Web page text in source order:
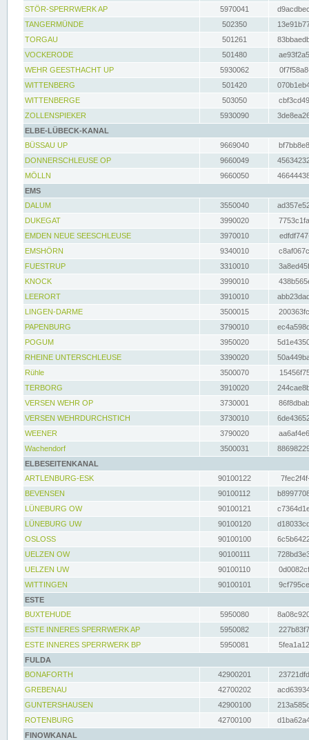
STÖR-SPERRWERK AP 5970041
TANGERMÜNDE
502350
TORGAU
501261
VOCKERODE
501480
WEHR GEESTHACHT UP
5930062
WITTENBERG
501420
WITTENBERGE
503050
ZOLLENSPIEKER
5930090
ELBE-LÜBECK-KANAL
BÜSSAU UP
9669040
DONNERSCHLEUSE OP
9660049
MÖLLN
9660050
EMS
DALUM
3550040
DUKEGAT
3990020
EMDEN NEUE SEESCHLEUSE
3970010
EMSHÖRN
9340010
FUESTRUP
3310010
KNOCK
3990010
LEERORT
3910010
LINGEN-DARME
3500015
PAPENBURG
3790010
POGUM
3950020
RHEINE UNTERSCHLEUSE
3390020
Rühle
3500070
TERBORG
3910020
VERSEN WEHR OP
3730001
VERSEN WEHRDURCHSTICH
3730010
WEENER
3790020
Wachendorf
3500031
ELBESEITENKANAL
ARTLENBURG-ESK
90100122
BEVENSEN
90100112
LÜNEBURG OW
90100121
LÜNEBURG UW
90100120
OSLOSS
90100100
UELZEN OW
90100111
UELZEN UW
90100110
WITTINGEN
90100101
ESTE
BUXTEHUDE
5950080
ESTE INNERES SPERRWERK AP
5950082
ESTE INNERES SPERRWERK BP
5950081
FULDA
BONAFORTH
42900201
GREBENAU
42700202
GUNTERSHAUSEN
42900100
ROTENBURG
42700100
FINOWKANAL